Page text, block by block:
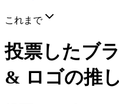
これまで
投票したブ
& ロゴの推